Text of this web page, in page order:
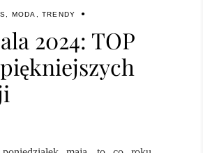
, MODA ,TRENDY
2024: TOP